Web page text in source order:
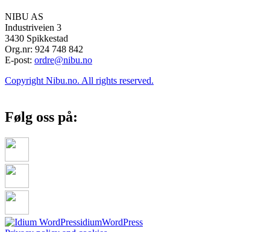
NIBU AS
Industriveien 3
3430 Spikkestad
Org.nr: 924 748 842
E-post: ordre@nibu.no
Copyright Nibu.no. All rights reserved.
Følg oss på:
idiumWordPress